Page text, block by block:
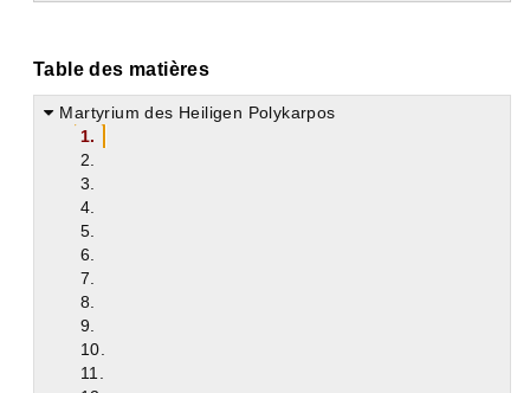
Table des matières
Martyrium des Heiligen Polykarpos
1.
2.
3.
4.
5.
6.
7.
8.
9.
10.
11.